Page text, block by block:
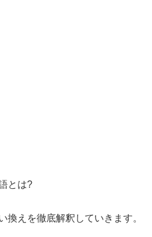
とは?
換えを徹底解釈していきます。